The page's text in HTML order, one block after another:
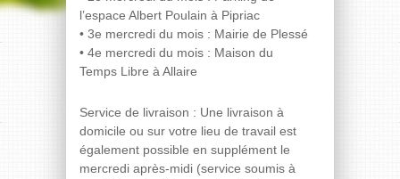
l’espace Albert Poulain à Pipriac
• 3e mercredi du mois : Mairie de Plessé
• 4e mercredi du mois : Maison du
Temps Libre à Allaire
Service de livraison : Une livraison à
domicile ou sur votre lieu de travail est
également possible en supplément le
mercredi après-midi (service soumis à